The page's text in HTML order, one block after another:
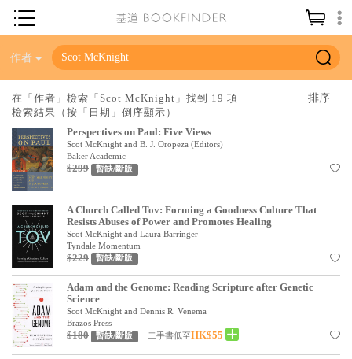
神學／教義
聖經
信仰入門
教會歷史
靈修／禱告
信徒生活
教會事工
分齡牧養
社會／倫理
哲學／宗教比較
作者
在「作者」檢索「Scot McKnight」找到 19 項
檢索結果（按「日期」倒序顯示）
Perspectives on Paul: Five Views
Scot McKnight and B. J. Oropeza (Editors)
Baker Academic
$299 暫缺/斷版
A Church Called Tov: Forming a Goodness Culture That
Resists Abuses of Power and Promotes Healing
Scot McKnight and Laura Barringer
Tyndale Momentum
$229 暫缺/斷版
Adam and the Genome: Reading Scripture after Genetic
Science
Scot McKnight and Dennis R. Venema
Brazos Press
$180 暫缺/斷版 二手書低至HK$55